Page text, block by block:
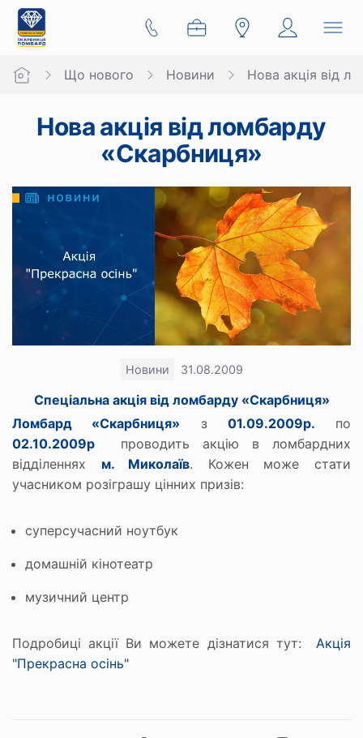
Що нового Новини Нова акція від
Нова акція від ломбарду
«Скарбниця»
Новини 31.08.2009
Спеціальна акція від ломбарду «Скарбниця»
Ломбард «Скарбниця» з 01.09.2009р. по
02.10.2009р проводить акцію в ломбардних
відділеннях м. Миколаїв. Кожен може стати
учасником розіграшу цінних призів:
суперсучасний ноутбук
домашній кінотеатр
музичний центр
Подробиці акції Ви можете дізнатися тут: Акція
"Прекрасна осінь"